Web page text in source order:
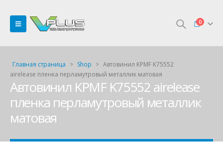
0
Главная страница > Shop > Автовинил KPMF K75552
airelease пленка перламутровый металлик матовая
Автовинил KPMF K75552 airelease
пленка перламутровый металлик
матовая